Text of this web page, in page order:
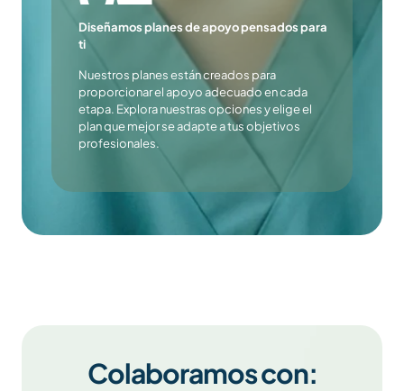
Diseñamos planes de apoyo pensados para
ti
Nuestros planes están creados para
proporcionar el apoyo adecuado en cada
etapa. Explora nuestras opciones y elige el
plan que mejor se adapte a tus objetivos
profesionales.
Colaboramos con: